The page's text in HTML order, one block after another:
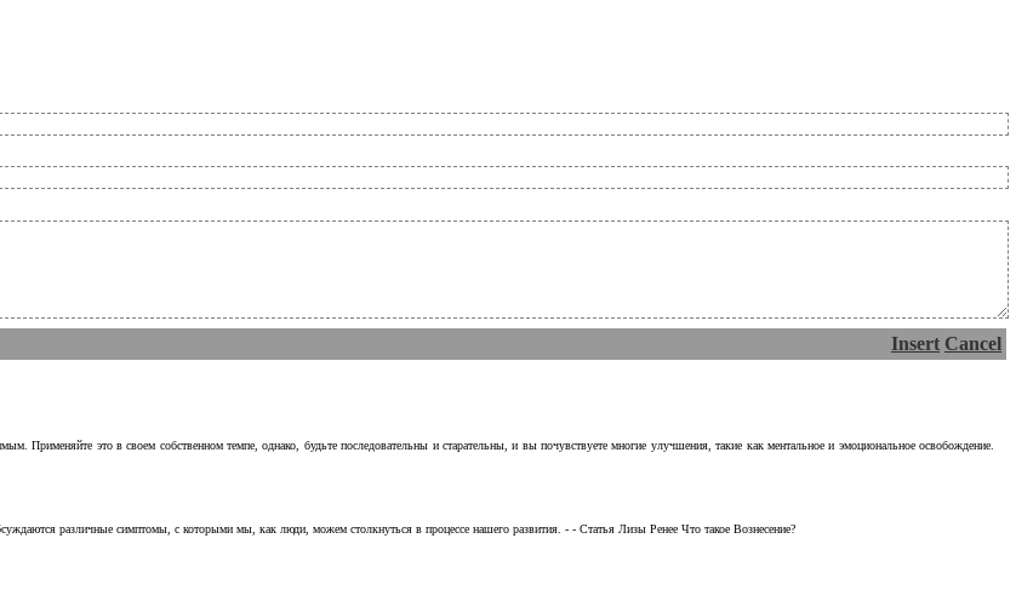
Insert Cancel
Применяйте это в своем собственном темпе, однако, будьте последовательны и старательны, и вы почувствуете многие улучшения, такие как ментальное и эмоциональное освобождение.
различные симптомы, с которыми мы, как люди, можем столкнуться в процессе нашего развития. - - Статья Лизы Ренее Что такое Вознесение?